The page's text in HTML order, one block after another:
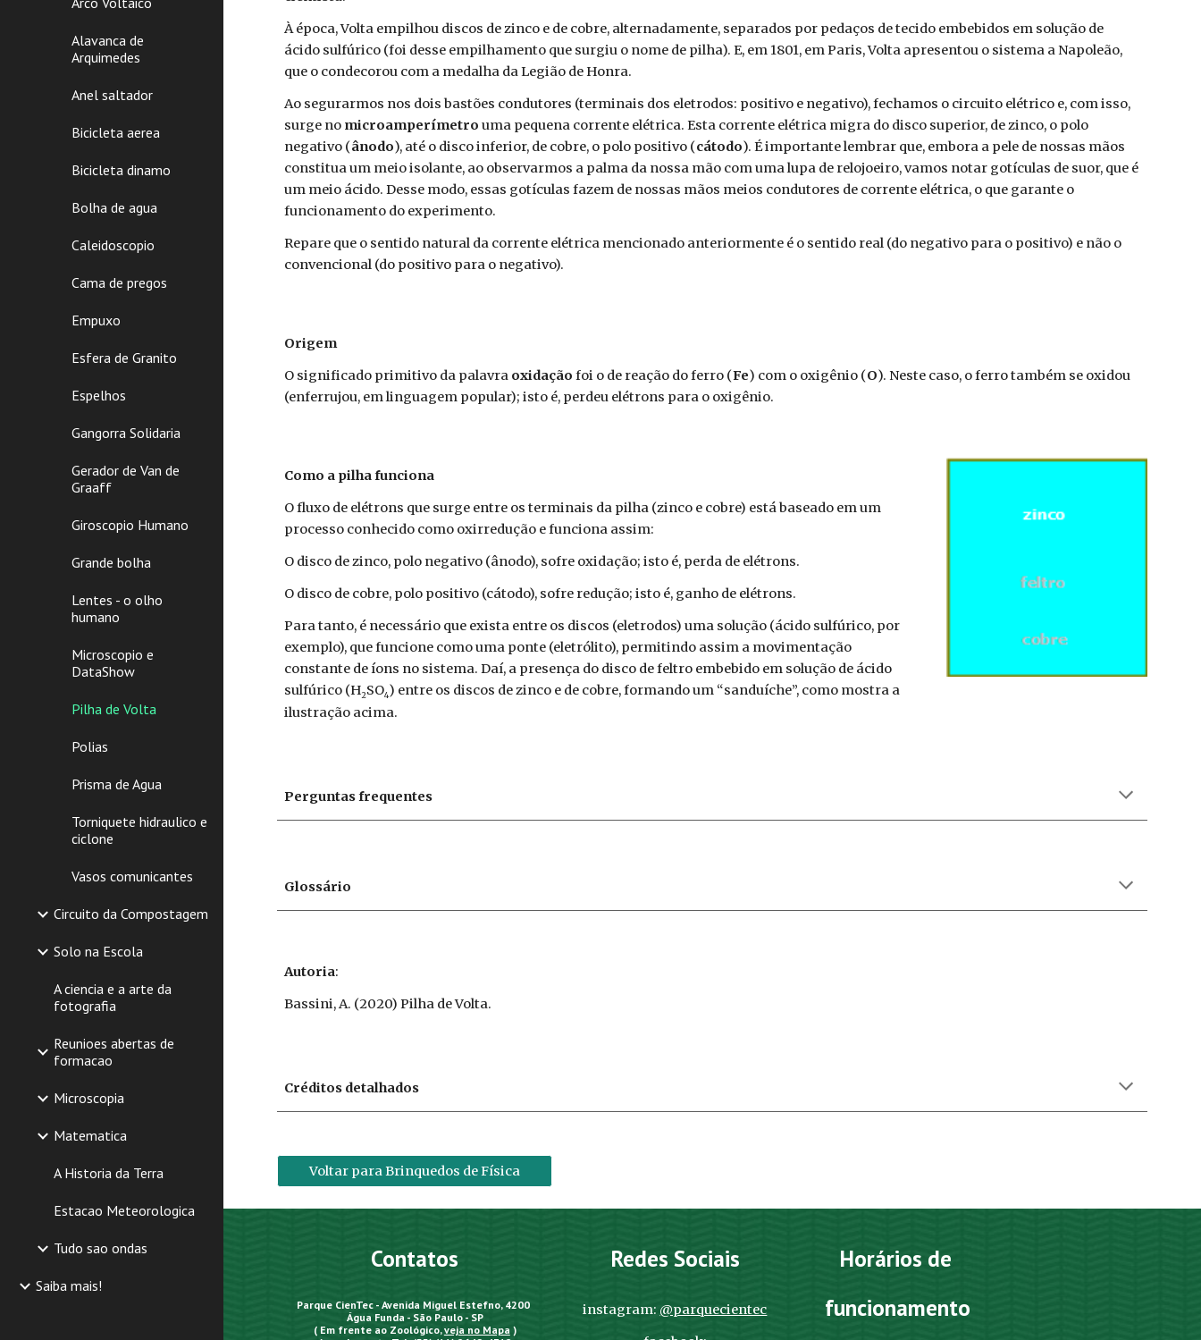
Alavanca de
Arquimedes
Anel saltador
Bicicleta aerea
Bicicleta dinamo
Bolha de agua
Caleidoscopio
Cama de pregos
Empuxo
Esfera de Granito
Espelhos
Gangorra Solidaria
Gerador de Van de
Graaff
Giroscopio Humano
Grande bolha
Lentes - o olho
humano
Microscopio e
DataShow
Pilha de Volta
Polias
Prisma de Agua
Torniquete hidraulico e
ciclone
Vasos comunicantes
Circuito da Compostagem
Solo na Escola
A ciencia e a arte da
fotografia
Reunioes abertas de
formacao
Microscopia
Matematica
A Historia da Terra
Estacao Meteorologica
Tudo sao ondas
Saiba mais!
À época, Volta empilhou discos de zinco e de cobre, alternadamente, separados por pedaços de tecido embebidos em solução de
ácido sulfúrico (foi desse empilhamento que surgiu o nome de pilha). E, em 1801, em Paris, Volta apresentou o sistema a Napoleão,
que o condecorou com a medalha da Legião de Honra.
Ao segurarmos nos dois bastões condutores (terminais dos eletrodos: positivo e negativo), fechamos o circuito elétrico e, com isso,
surge no microamperímetro uma pequena corrente elétrica. Esta corrente elétrica migra do disco superior, de zinco, o polo
negativo (ânodo), até o disco inferior, de cobre, o polo positivo (cátodo). É importante lembrar que, embora a pele de nossas mãos
constitua um meio isolante, ao observarmos a palma da nossa mão com uma lupa de relojoeiro, vamos notar gotículas de suor, que é
um meio ácido. Desse modo, essas gotículas fazem de nossas mãos meios condutores de corrente elétrica, o que garante o
funcionamento do experimento.
Repare que o sentido natural da corrente elétrica mencionado anteriormente é o sentido real (do negativo para o positivo) e não o
convencional (do positivo para o negativo).
Origem
O significado primitivo da palavra oxidação foi o de reação do ferro (Fe) com o oxigênio (O). Neste caso, o ferro também se oxidou
(enferrujou, em linguagem popular); isto é, perdeu elétrons para o oxigênio.
Como a pilha funciona
O fluxo de elétrons que surge entre os terminais da pilha (zinco e cobre) está baseado em um
processo conhecido como oxirredução e funciona assim:
O disco de zinco, polo negativo (ânodo), sofre oxidação; isto é, perda de elétrons.
O disco de cobre, polo positivo (cátodo), sofre redução; isto é, ganho de elétrons.
Para tanto, é necessário que exista entre os discos (eletrodos) uma solução (ácido sulfúrico, por
exemplo), que funcione como uma ponte (eletrólito), permitindo assim a movimentação
constante de íons no sistema. Daí, a presença do disco de feltro embebido em solução de ácido
sulfúrico (H2SO4) entre os discos de zinco e de cobre, formando um “sanduíche”, como mostra a
ilustração acima.
Perguntas frequentes
Glossário
Autoria:
Bassini, A. (2020) Pilha de Volta.
Créditos detalhados
Voltar para Brinquedos de Física
Contatos
Parque CienTec - Avenida Miguel Estefno, 4200
Água Funda - São Paulo - SP
( Em frente ao Zoológico,veja no Mapa )
Redes Sociais
instagram: @parquecientec
Horários de
funcionamento